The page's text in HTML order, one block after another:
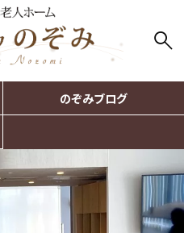
のぞみブログ